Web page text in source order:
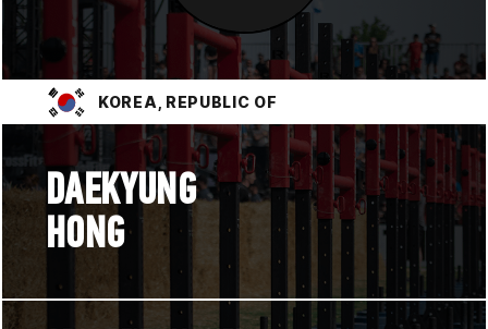
KOREA, REPUBLIC OF
DAEKYUNG
HONG